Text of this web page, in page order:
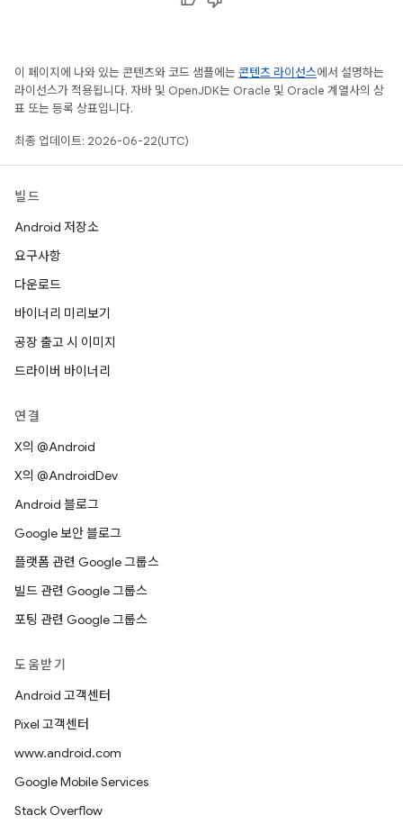
이 페이지에 나와 있는 콘텐츠와 코드 샘플에는 콘텐츠 라이선스에서 설명하는
라이선스가 적용됩니다. 자바 및 OpenJDK는 Oracle 및 Oracle 계열사의 상
표 또는 등록 상표입니다.
최종 업데이트: 2026-06-22(UTC)
빌드
Android 저장소
요구사항
다운로드
바이너리 미리보기
공장 출고 시 이미지
드라이버 바이너리
연결
X의 @Android
X의 @AndroidDev
Android 블로그
Google 보안 블로그
플랫폼 관련 Google 그룹스
빌드 관련 Google 그룹스
포팅 관련 Google 그룹스
도움받기
Android 고객센터
Pixel 고객센터
www.android.com
Google Mobile Services
Stack Overflow